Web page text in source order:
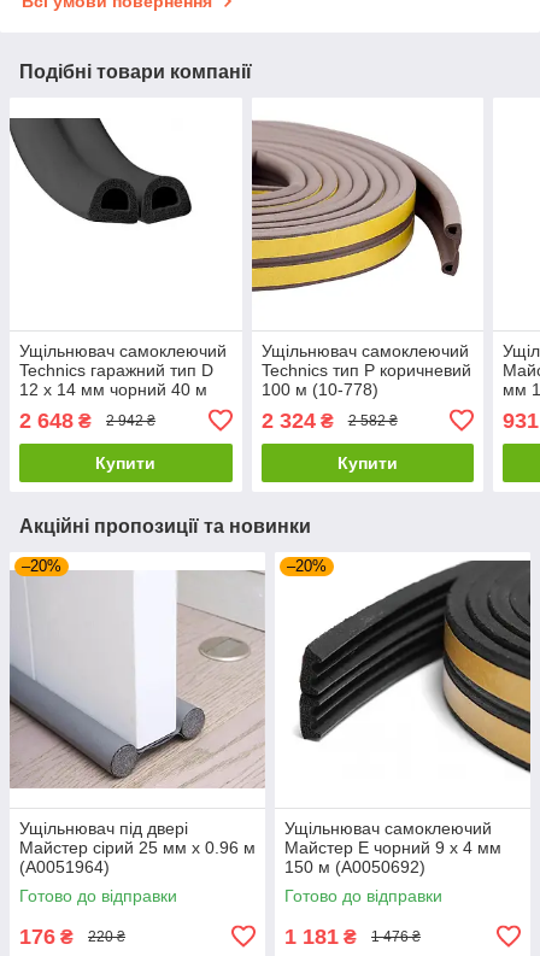
Подібні товари компанії
Ущільнювач самоклеючий
Technics гаражний тип D
12 х 14 мм чорний 40 м
2 648 ₴ 2 942 ₴
Купити
Ущільнювач самоклеючий
Technics тип Р коричневий
100 м (10-778)
2 324₴ 2 582 ₴
Купити
мм
931
Акційні пропозиції та новинки
–20%
Ущільнювач під двері
Майстер сірий 25 мм х 0.96 м
(А0051964)
Готово до відправки
176 ₴ 220 ₴
–20%
Ущільнювач самоклеючий
Майстер E чорний 9 х 4 мм
150 м (А0050692)
Готово до відправки
1 181 ₴ 1 476 ₴